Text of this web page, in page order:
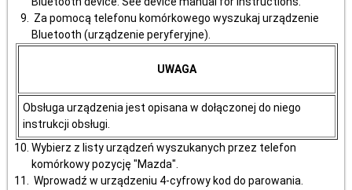
Za pomocą telefonu komórkowego wyszukaj urządzenie
Bluetooth (urządzenie peryferyjne).
UWAGA
Obsługa urządzenia jest opisana w dołączonej do niego
instrukcji obsługi.
Wybierz z listy urządzeń wyszukanych przez telefon
komórkowy pozycję "Mazda".
Wprowadź w urządzeniu 4-cyfrowy kod do parowania.